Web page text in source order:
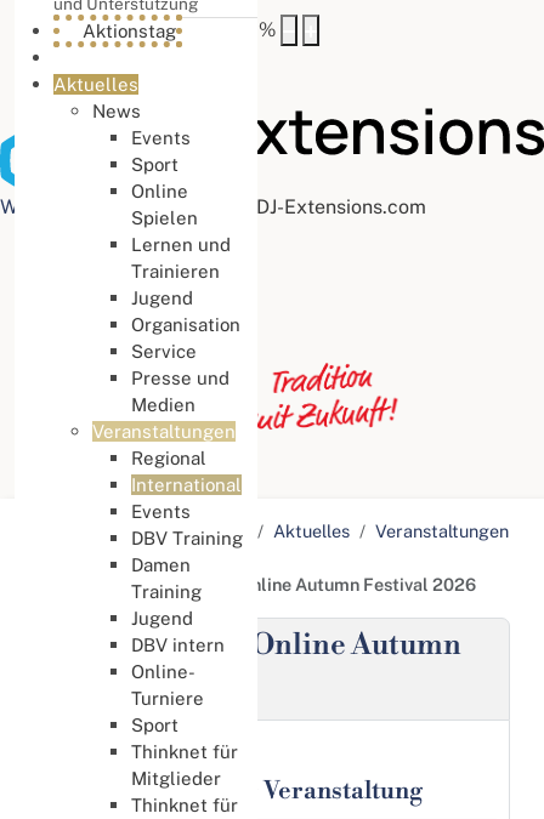
Buchstabenabstand
%
Web Accessibility plugin by DJ-Extensions.com
Aktionstag
Aktuelles
News
Events
Sport
Online
Spielen
Lernen und
Trainieren
Jugend
Organisation
Service
Presse und
Medien
Veranstaltungen
Regional
International
Events
DBV Training
Damen
Training
Jugend
DBV intern
Online-
Turniere
Sport
Thinknet für
Mitglieder
Thinknet für
Aktuelle Seite: Startseite Aktuelles
Veranstaltungen
International
WBF Women&#039;s Online Autumn Festival 2026
WBF Women's Online Autumn
Festival 2026
Informationen zur Veranstaltung